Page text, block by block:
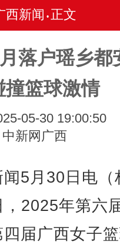
西新闻 • 正文
落户瑶乡都
撞篮球激情
05-30 19:00:50
新网广西
5月30日电（
2025年第六
届广西女子